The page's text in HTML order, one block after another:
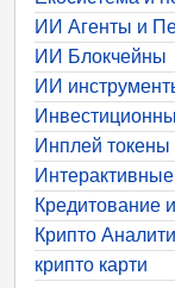
ИИ Агенты и
ИИ Блокчейны
ИИ
Инплей токены
Кредитование
Крипто
крипто карти